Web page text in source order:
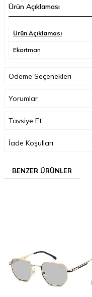
Ürün Açıklaması
Ürün Açıklaması
Ekartman
Ödeme Seçenekleri
Yorumlar
Tavsiye Et
İade Koşulları
BENZER ÜRÜNLER